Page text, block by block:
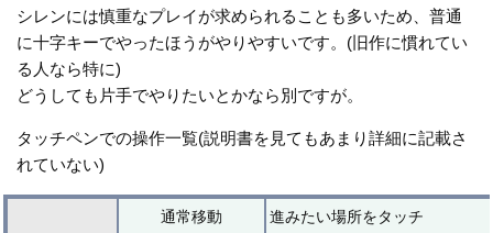
シレンには慎重なプレイが求められることも多いため、普通
に十字キーでやったほうがやりやすいです。(旧作に慣れてい
る人なら特に)
どうしても片手でやりたいとかなら別ですが。
タッチペンでの操作一覧(説明書を見てもあまり詳細に記載さ
れていない)
通常移動 進みたい場所をタッチ